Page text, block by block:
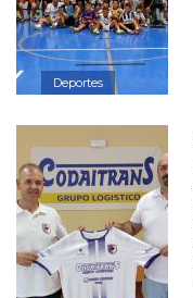
Deportes